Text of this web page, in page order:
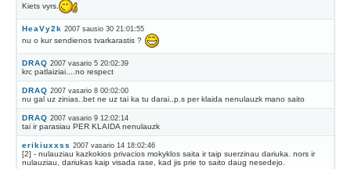
Kiets vyrs.
HeaVy2k 2007 sausio 30 21:01:55
nu o kur sendienos tvarkarastis ?
DRAQ 2007 vasario 5 20:02:39
krc patlaiziai....no respect
DRAQ 2007 vasario 8 00:02:00
nu gal uz zinias..bet ne uz tai ka tu darai..p.s per klaida nenulauzk mano saito
DRAQ 2007 vasario 9 12:02:14
tai ir parasiau PER KLAIDA nenulauzk
erikiuxxss 2007 vasario 14 18:02:46
[2] - nulauziau kazkokios privacios mokyklos saita ir taip suerzinau dariuka. nors ir
nulauziau, dariukas kaip visada rase, kad jis prie to saito daug nesedejo.